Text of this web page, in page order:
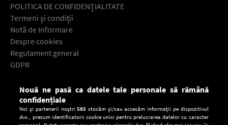
POLITICA DE CONFIDENŢIALITATE
Termeni şi condiţii
Notă de Informare
Despre cookies
Regulament general
GDPR
Descarcă gratuit aplicaţia Europa FM pentru smartphone:
Nouă ne pasă ca datele tale personale să rămână
confidențiale
Noi și partenerii noștri585 stocăm și/sau accesăm informații pe dispozitivul
dvs., precum identificatorii cookie unici pentru prelucrarea datelor cu caracter